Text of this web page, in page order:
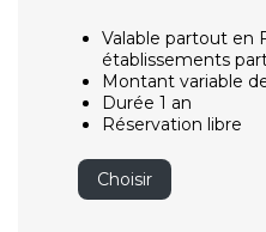
Valable partout en
établissements
Montant variable
Durée 1 an
Réservation libre
Choisir